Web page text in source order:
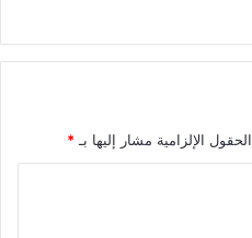
الحقول الإلزامية مشار إليها بـ *